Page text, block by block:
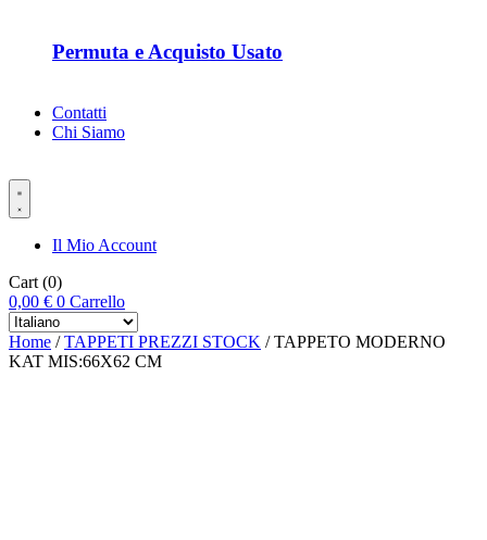
Permuta e Acquisto Usato
Contatti
Chi Siamo
Il Mio Account
Cart (0)
0,00 € 0 Carrello
Home /TAPPETI PREZZI STOCK / TAPPETO MODERNO
KAT MIS:66X62 CM